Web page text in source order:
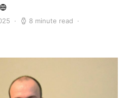
8 minute read